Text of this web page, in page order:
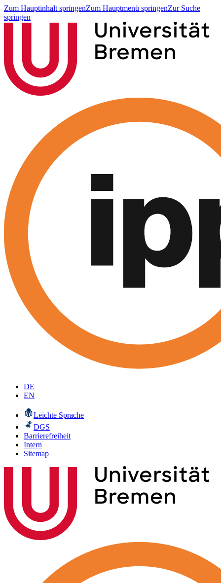
Zum Hauptinhalt springenZum Hauptmenü springenZur Suche
springen
DE
EN
Leichte Sprache
DGS
Barrierefreiheit
Intern
Sitemap